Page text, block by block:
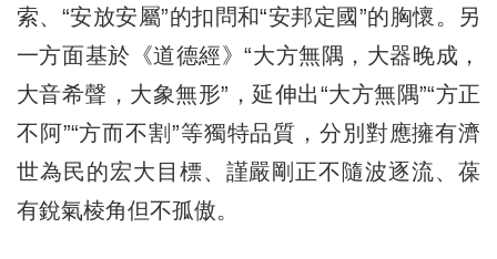
索、“安放安屬”的扣問和“安邦定國”的胸懷。另
一方面基於《道德經》“大方無隅，大器晚成，
大音希聲，大象無形”，延伸出“大方無隅”“方正
不阿”“方而不割”等獨特品質，分別對應擁有濟
世為民的宏大目標、謹嚴剛正不隨波逐流、葆
有銳氣棱角但不孤傲。